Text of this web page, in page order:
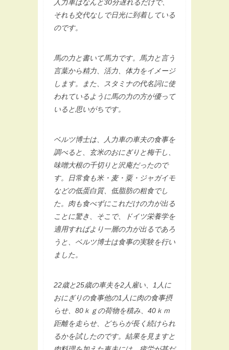
人力車はなんと30分遅れるだけで、
それも交代なしで日光に到着している
のです。
馬の力と書いて馬力です。馬力と言う
言葉から精力、活力、体力をイメージ
します。また、スタミナの代名詞に使
われているように馬の力の方が優って
いると思いがちです。
ベルツ博士は、人力車の車夫の食事を
調べると、玄米のおにぎりと梅干し、
味噌大根の千切りと沢庵だったので
す。日常食も米・麦・粟・ジャガイモ
などの低蛋白質、低脂肪の粗食でし
た。肉も食べずにこれだけの力が出る
ことに驚き、そこで、ドイツ栄養学を
適用すればより一層の力が出るであろ
うと、ベルツ博士は食事の実験を行い
ました。
22歳と25歳の車夫を2人雇い、1人に
おにぎりの食事他の1人に肉の食事摂
らせ、80ｋｇの荷物を積み、40ｋｍ
距離を走らせ、どちらが長く続けられ
るかを試したのです。結果を見ますと